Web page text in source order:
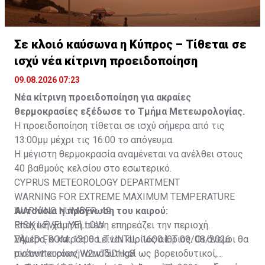
Σε κλοιό καύσωνα η Κύπρος – Τίθεται σε
ισχύ νέα κίτρινη προειδοποίηση
09.08.2026 07:23
Νέα κίτρινη προειδοποίηση για ακραίες
θερμοκρασίες εξέδωσε το Τμήμα Μετεωρολογίας.
Η προειδοποίηση τίθεται σε ισχύ σήμερα από τις
13:00μμ μέχρι τις 16:00 το απόγευμα.
Η μέγιστη θερμοκρασία αναμένεται να ανέλθει στους
40 βαθμούς κελσίου στο εσωτερικό.
CYPRUS METEOROLOGY DEPARTMENT
WARNING FOR EXTREME MAXIMUM TEMPERATURE
WARNING NUMBER: 49
RISK LEVEL: YELLOW
VALID FROM: 1300 L.T UNTIL: 1600 L.T 09/08/2026
pic.twitter.com/jW2wT5DHg8
Αυτούσια η πρόγνωση του καιρού:
Εποχική χαμηλή πίεση επηρεάζει την περιοχή.
Σήμερα, ο καιρός θα είναι κυρίως αίθριος. Οι άνεμοι θα
πνέουν κυρίως νοτιοδυτικοί ως βορειοδυτικοί,